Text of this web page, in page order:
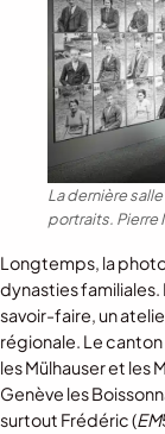
La dernière
portraits. Pierre
Longtemps, la
dynasties familiales.
savoir-faire, un
régionale. Le canton
les Mülhauser et les
Genève les
surtout Frédéric (EM